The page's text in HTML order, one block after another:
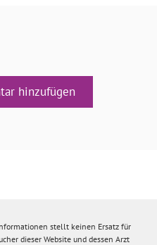
hinzufügen
stellt keinen Ersatz für
dieser Website und dessen Arzt